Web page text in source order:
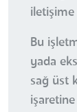
Bu
yada
sağ üst